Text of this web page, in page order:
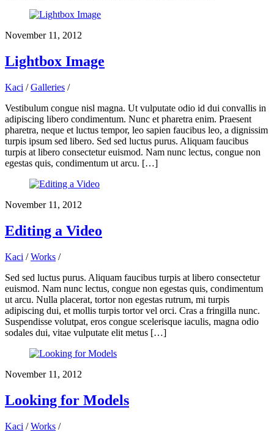
November 11, 2012
Lightbox Image
Kaci / Galleries /
Vestibulum congue nisl magna. Ut vulputate odio id dui convallis in
adipiscing libero condimentum. Nunc et pharetra enim. Praesent
pharetra, neque et luctus tempor, leo sapien faucibus leo, a dignissim
turpis ipsum sed libero. Sed sed luctus purus. Aliquam faucibus
turpis at libero consectetur euismod. Nam nunc lectus, congue non
egestas quis, condimentum ut arcu. […]
November 11, 2012
Editing a Video
Kaci / Works /
Sed sed luctus purus. Aliquam faucibus turpis at libero consectetur
euismod. Nam nunc lectus, congue non egestas quis, condimentum
ut arcu. Nulla placerat, tortor non egestas rutrum, mi turpis
adipiscing dui, et mollis turpis tortor vel orci. Cras a fringilla nunc.
Suspendisse volutpat, eros congue scelerisque iaculis, magna odio
sodales dui, vitae vulputate elit metus […]
November 11, 2012
Looking for Models
Kaci / Works /